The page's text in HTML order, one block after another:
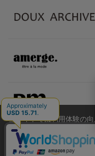
当サイトでは利用体験の
ラフィックの分析を目的
サイトの閲覧を継続され
のといたします。